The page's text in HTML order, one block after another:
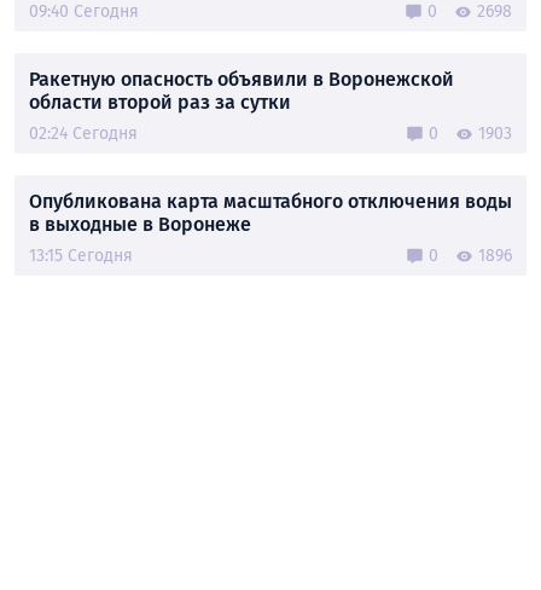
09:40 Сегодня 0 2698
Ракетную опасность объявили в Воронежской
области второй раз за сутки
02:24 Сегодня 0 1903
Опубликована карта масштабного отключения воды
в выходные в Воронеже
13:15 Сегодня 0 1896